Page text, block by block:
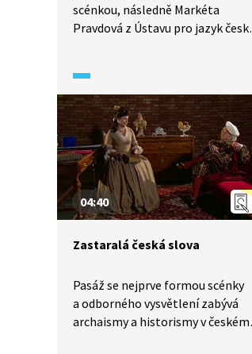
scénkou, následně Markéta
Pravdová z Ústavu pro jazyk český
či v poezii, tak v běžné řeči.
04:40
Zastaralá česká slova
Pasáž se nejprve formou scénky
a odborného vysvětlení zabývá
archaismy a historismy v českém